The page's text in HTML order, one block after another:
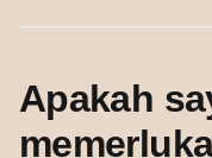
Apakah